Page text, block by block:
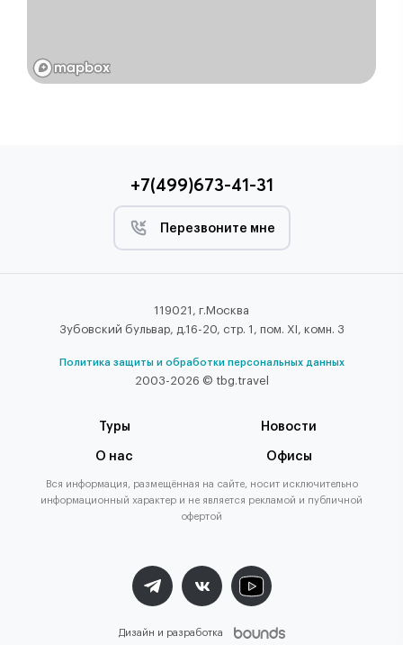
+7(499)673-41-31
Перезвоните мне
119021, г.Москва
Зубовский бульвар, д.16-20, стр. 1, пом. XI, комн. 3
Политика защиты и обработки персональных данных
2003-2026 © tbg.travel
Туры Новости
О нас Офисы
Вся информация, размещённая на сайте, носит исключительно
информационный характер и не является рекламой и публичной
офертой
Дизайн и разработка